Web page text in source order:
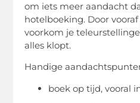
om iets meer aandacht
hotelboeking. Door
voorkom je
alles klopt.
Handige
boek op tijd, vooral